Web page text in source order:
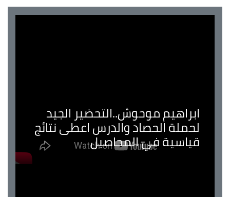
ابراهيم موحوش..التحضير الجيد
لحملة الحصاد والدرس اعطى نتائج
قياسية في المحاصيل